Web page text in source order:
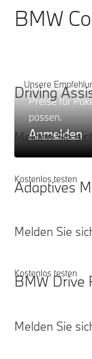
BMW
Loggen Sie
Preise für
passen.
Anmelden
Unsere
Driving
Melden Sie
Kostenlos testen
Adaptives
Melden Sie
Kostenlos testen
BMW Drive
Melden Sie